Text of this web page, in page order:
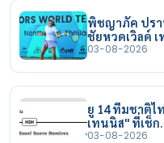
พิชญาภัค ปรา
ชัยหวดเวิลด์
03-08-2026
ยู 14 ทีมชาติไ
เทนนิส" ที่เช็ก…
03-08-2026